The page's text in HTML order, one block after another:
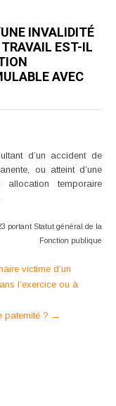
INVALIDITÉ
TRAVAIL EST-IL
AVEC
d’un accident de
ou atteint d’une
temporaire
portant Statut général de la
Fonction publique
victime d’un
l’exercice ou à
paternité ? →